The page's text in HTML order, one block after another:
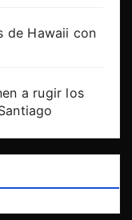
de Hawaii con
a rugir los